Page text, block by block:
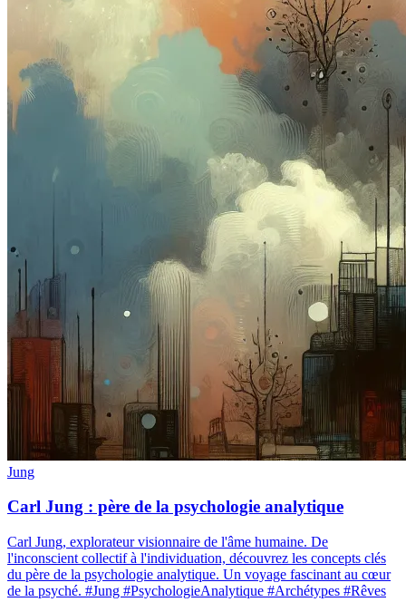
Jung
Carl Jung : père de la psychologie analytique
Carl Jung, explorateur visionnaire de l'âme humaine. De
l'inconscient collectif à l'individuation, découvrez les concepts clés
du père de la psychologie analytique. Un voyage fascinant au cœur
de la psyché. #Jung #PsychologieAnalytique #Archétypes #Rêves